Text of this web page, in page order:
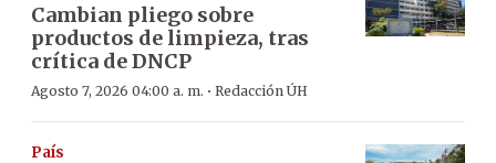
Cambian pliego sobre
productos de limpieza, tras
crítica de DNCP
Agosto 7, 2026 04:00 a. m. · Redacción ÚH
País